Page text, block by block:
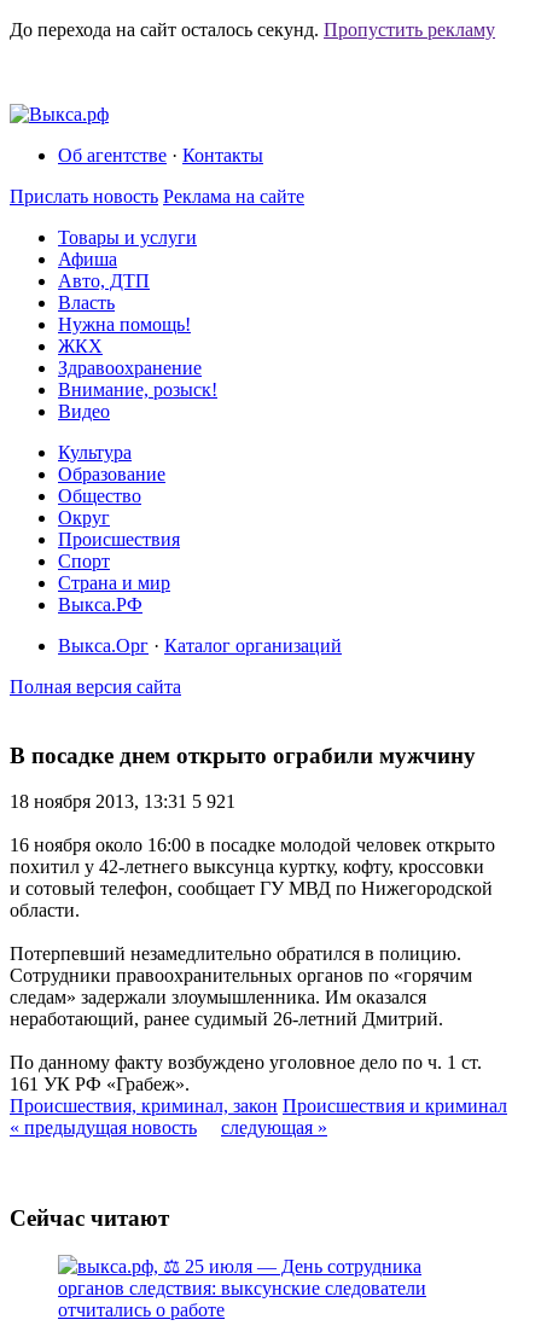
До перехода на сайт осталось секунд. Пропустить рекламу
Об агентстве · Контакты
Прислать новость Реклама на сайте
Товары и услуги
Афиша
Авто, ДТП
Власть
Нужна помощь!
ЖКХ
Здравоохранение
Внимание, розыск!
Видео
Культура
Образование
Общество
Округ
Происшествия
Спорт
Страна и мир
Выкса.РФ
Выкса.Орг · Каталог организаций
Полная версия сайта
В посадке днем открыто ограбили мужчину
18 ноября 2013, 13:31 5 921
16 ноября около 16:00 в посадке молодой человек открыто
похитил у 42-летнего выксунца куртку, кофту, кроссовки
и сотовый телефон, сообщает ГУ МВД по Нижегородской
области.
Потерпевший незамедлительно обратился в полицию.
Сотрудники правоохранительных органов по «горячим
следам» задержали злоумышленника. Им оказался
неработающий, ранее судимый 26-летний Дмитрий.
По данному факту возбуждено уголовное дело по ч. 1 ст.
161 УК РФ «Грабеж».
Происшествия, криминал, закон Происшествия и криминал
« предыдущая новость
следующая »
Сейчас читают